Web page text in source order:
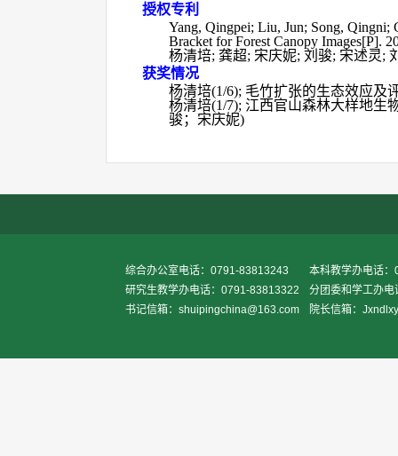
授权专利
Yang, Qingpei; Liu, Jun; Song, Qingni;
Bracket for Forest Canopy Images[P].
杨清培; 龚超; 宋庆妮; 刘骏; 宋述灵;
获奖情况
杨清培(1/6); 毛竹扩张的生态效应及
杨清培(1/7); 江西官山森林大样地生
骏；宋庆妮)
综合办公室电话：0791-83813243
本科教学办电话
研究生教学办电话：0791-83813322
分团委和学工办
书记信箱：shuipingchina@163.com
院长信箱：